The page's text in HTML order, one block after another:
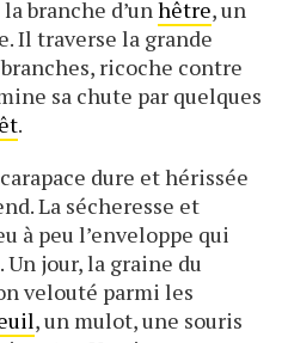
branche d’unhêtre, un
Il traverse la grande
ricoche contre
sa chute par quelques
.
dure et hérissée
La sécheresse et
à peu l’enveloppe qui
Un jour, la graine du
velouté parmi les
, un mulot, une souris